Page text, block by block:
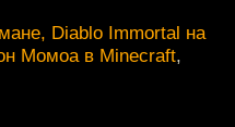
Diablo Immortal на
Момоа в Minecraft,